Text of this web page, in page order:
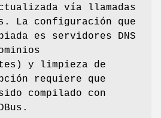
vía llamadas
La configuración que
es servidores DNS
y limpieza de
requiere que
compilado con